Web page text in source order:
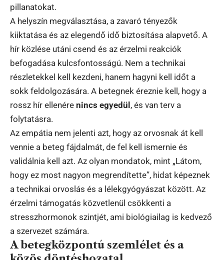
pillanatokat.
A helyszín megválasztása, a zavaró tényezők
kiiktatása és az elegendő idő biztosítása alapvető. A
hír közlése utáni csend és az érzelmi reakciók
befogadása kulcsfontosságú. Nem a technikai
részletekkel kell kezdeni, hanem hagyni kell időt a
sokk feldolgozására. A betegnek éreznie kell, hogy a
rossz hír ellenére nincs egyedül, és van terv a
folytatásra.
Az empátia nem jelenti azt, hogy az orvosnak át kell
vennie a beteg fájdalmát, de fel kell ismernie és
validálnia kell azt. Az olyan mondatok, mint „Látom,
hogy ez most nagyon megrendítette”, hidat képeznek
a technikai orvoslás és a lélekgyógyászat között. Az
érzelmi támogatás közvetlenül csökkenti a
stresszhormonok szintjét, ami biológiailag is kedvező
a szervezet számára.
A betegközpontú szemlélet és a